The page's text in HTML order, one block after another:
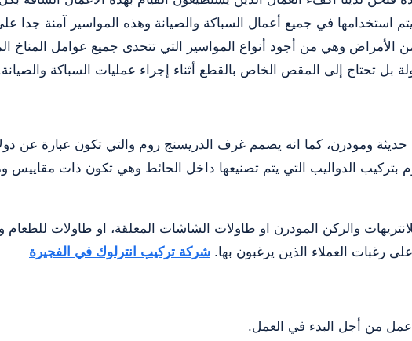
استخدامها في جميع أعمال السباكة والصيانة وهذه المواسير آمنة جدا
وهي من أجود أنواع المواسير التي تتحدى جميع عوامل المناخ
تحتاج إلى المقص الخاص بالقطع أثناء إجراء عمليات السباكة
حديثة ومودرن، كما انه يصمم غرف الدريسنج روم والتي تكون عبارة عن
بتركيب الدواليب التي يتم تصنيعها داخل الحائط وهي تكون ذات
والركن المودرن او طاولات الشاشات المعلقة، او طاولات للطعام
رغبات العملاء الذين يرغبون بها. شركة تركيب انترلوك في الفجيرة
عمل من أجل البدء في العمل.